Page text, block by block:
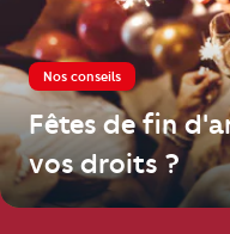
Nos conseils
Fêtes de fin
vos droits ?